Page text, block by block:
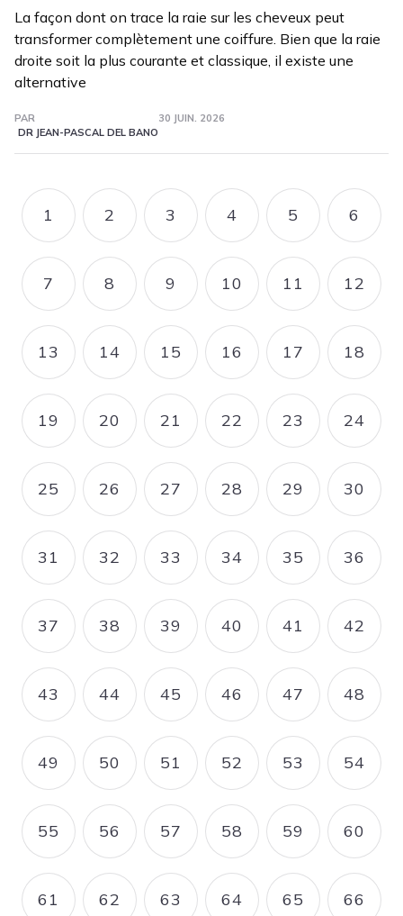
La façon dont on trace la raie sur les cheveux peut
transformer complètement une coiffure. Bien que la raie
droite soit la plus courante et classique, il existe une
alternative
PAR
DR JEAN-PASCAL DEL BANO
30 JUIN. 2026
Pagination
PAGE
1 PAGE
2 PAGE
3 PAGE
4 PAGE
5 PAGE
6
PAGE
7 PAGE
8 PAGE
9 PAGE
10 PAGE
11 PAGE
12
PAGE
13 PAGE
14 PAGE
15 PAGE
16 PAGE
17 PAGE
18
PAGE
19 PAGE
20 PAGE
21 PAGE
22 PAGE
23 PAGE
24
PAGE
25 PAGE
26 PAGE
27 PAGE
28 PAGE
29 PAGE
30
PAGE
31 PAGE
32 PAGE
33 PAGE
34 PAGE
35 PAGE
36
PAGE
37 PAGE
38 PAGE
39 PAGE
40 PAGE
41 PAGE
42
PAGE
43 PAGE
44 PAGE
45 PAGE
46 PAGE
47 PAGE
48
PAGE
49 PAGE
50 PAGE
51 PAGE
52 PAGE
53 PAGE
54
PAGE
55 PAGE
56 PAGE
57 PAGE
58 PAGE
59 PAGE
60
PAGE
61 PAGE
62 PAGE
63 PAGE
64 PAGE
65 PAGE
66